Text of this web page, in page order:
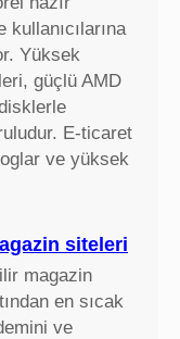
Yüksek
güçlü AMD
E-ticaret
ve yüksek
siteleri
magazin
en sıcak
ve